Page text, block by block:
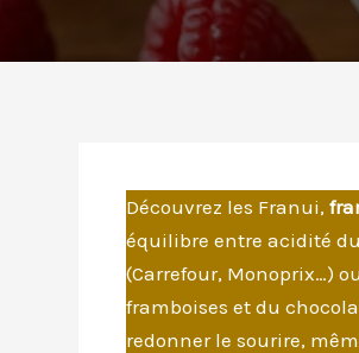
Découvrez les Franui,
équilibre entre acidité
(Carrefour, Monoprix…)
framboises et du
redonner le sourire,